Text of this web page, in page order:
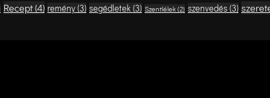
Recept(4) remény(3) segédletek (3) Szentlélek(2) szenvedés(3)